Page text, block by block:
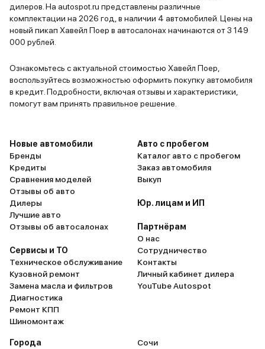
дилеров. На autospot.ru представлены различные
комплектации на 2026 год, в наличии 4 автомобилей. Цены на
новый пикап Хавейл Поер в автосалонах начинаются от 3 149
000 рублей.
Ознакомьтесь с актуальной стоимостью Хавейл Поер,
воспользуйтесь возможностью оформить покупку автомобиля
в кредит. Подробности, включая отзывы и характеристики,
помогут вам принять правильное решение.
Новые автомобили
Бренды
Кредиты
Сравнения моделей
Отзывы об авто
Дилеры
Лучшие авто
Отзывы об автосалонах
Сервисы и ТО
Техническое обслуживание
Кузовной ремонт
Замена масла и фильтров
Диагностика
Ремонт КПП
Шиномонтаж
Авто с пробегом
Каталог авто с пробегом
Заказ автомобиля
Выкуп
Юр. лицам и ИП
Партнёрам
О нас
Сотрудничество
Контакты
Личный кабинет дилера
YouTube Autospot
Города
Сочи